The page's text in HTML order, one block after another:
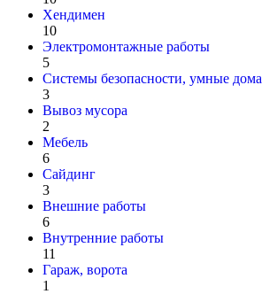
Хендимен
10
Электромонтажные работы
5
Системы безопасности, умные дома
3
Вывоз мусора
2
Мебель
6
Сайдинг
3
Внешние работы
6
Внутренние работы
11
Гараж, ворота
1